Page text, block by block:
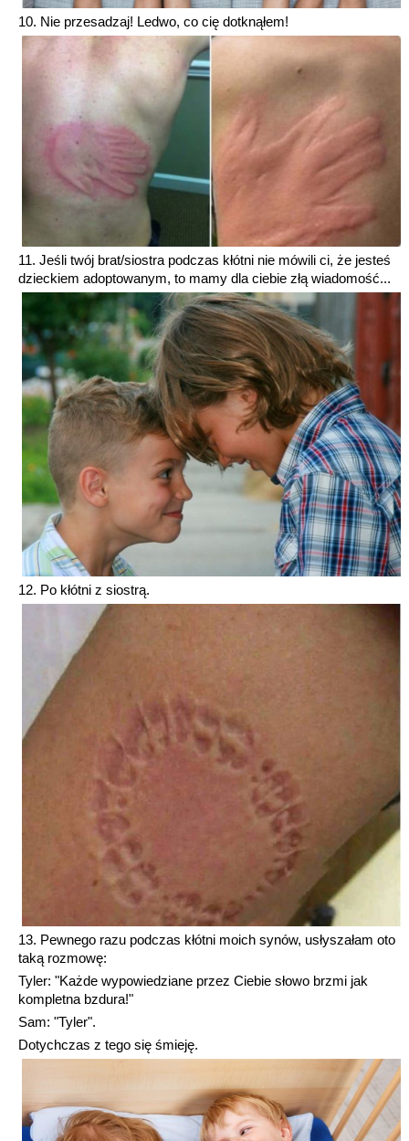
10. Nie przesadzaj! Ledwo, co cię dotknąłem!
11. Jeśli twój brat/siostra podczas kłótni nie mówili ci, że jesteś
dzieckiem adoptowanym, to mamy dla ciebie złą wiadomość...
12. Po kłótni z siostrą.
13. Pewnego razu podczas kłótni moich synów, usłyszałam oto
taką rozmowę:
Tyler: "Każde wypowiedziane przez Ciebie słowo brzmi jak
kompletna bzdura!"
Sam: "Tyler".
Dotychczas z tego się śmieję.